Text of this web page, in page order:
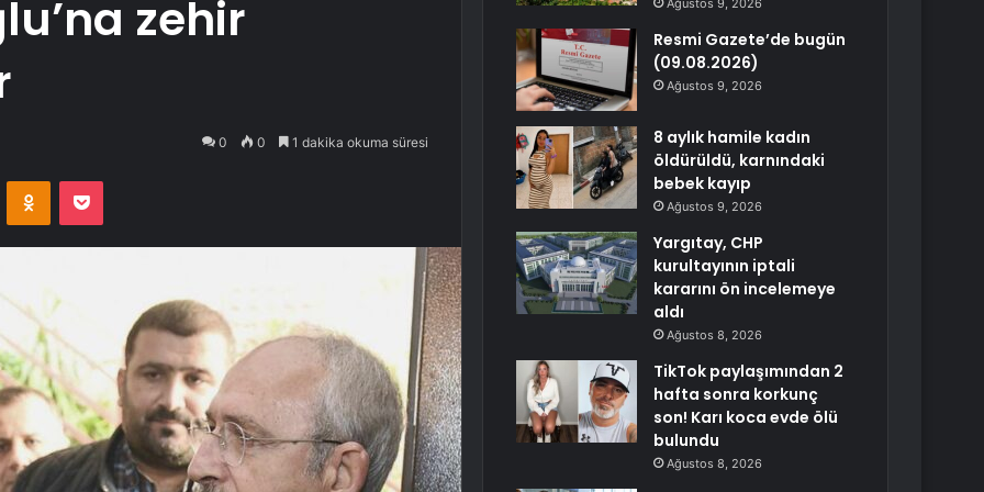
zehir
0 0 1 dakika okuma süresi
Odnoklassniki
Pocket
Ağustos 9, 2026
Resmi Gazete’de bugün
(09.08.2026)
Ağustos 9, 2026
8 aylık hamile kadın
öldürüldü, karnındaki
bebek kayıp
Ağustos 9, 2026
Yargıtay, CHP
kurultayının iptali
kararını ön incelemeye
aldı
Ağustos 8, 2026
TikTok paylaşımından 2
hafta sonra korkunç
son! Karı koca evde ölü
bulundu
Ağustos 8, 2026